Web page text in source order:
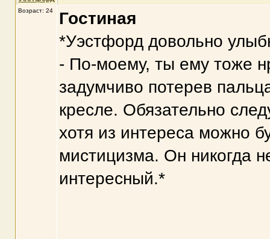
Возраст: 24
Гостиная
*Уэстфорд довольно
- По-моему, ты ему тоже
задумчиво потерев
кресле. Обязательно
хотя из интереса можно
мистицизма. Он никогда
интересный.*